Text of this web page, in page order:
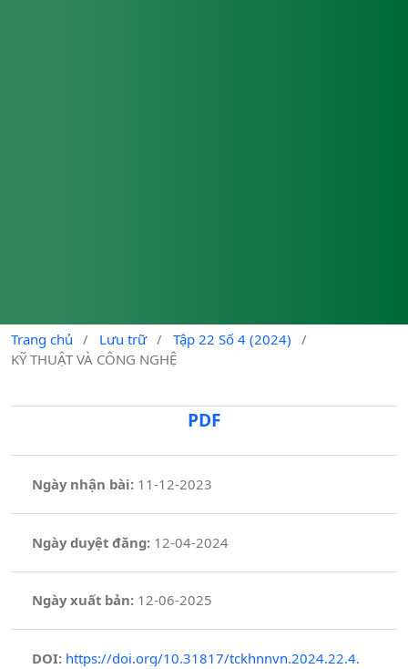
Trang chủ / Lưu trữ / Tập 22 Số 4 (2024)
/
KỸ THUẬT VÀ CÔNG NGHỆ
PDF
Ngày nhận bài: 11-12-2023
Ngày duyệt đăng:12-04-2024
Ngày xuất bản: 12-06-2025
DOI: https://doi.org/10.31817/tckhnnvn.2024.22.4.